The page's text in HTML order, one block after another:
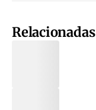
Relacionadas